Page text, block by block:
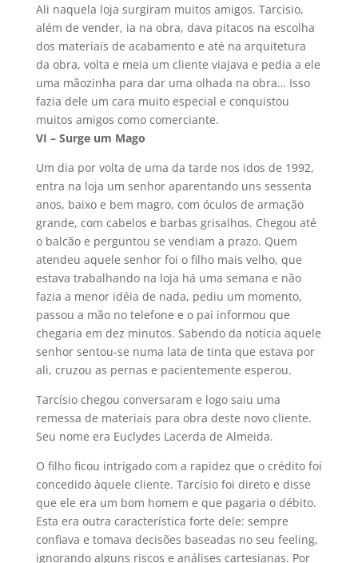
Ali naquela loja surgiram muitos amigos. Tarcisio,
além de vender, ia na obra, dava pitacos na escolha
dos materiais de acabamento e até na arquitetura
da obra, volta e meia um cliente viajava e pedia a ele
uma mãozinha para dar uma olhada na obra… Isso
fazia dele um cara muito especial e conquistou
muitos amigos como comerciante.
VI – Surge um Mago
Um dia por volta de uma da tarde nos idos de 1992,
entra na loja um senhor aparentando uns sessenta
anos, baixo e bem magro, com óculos de armação
grande, com cabelos e barbas grisalhos. Chegou até
o balcão e perguntou se vendiam a prazo. Quem
atendeu aquele senhor foi o filho mais velho, que
estava trabalhando na loja há uma semana e não
fazia a menor idéia de nada, pediu um momento,
passou a mão no telefone e o pai informou que
chegaria em dez minutos. Sabendo da notícia aquele
senhor sentou-se numa lata de tinta que estava por
ali, cruzou as pernas e pacientemente esperou.
Tarcísio chegou conversaram e logo saiu uma
remessa de materiais para obra deste novo cliente.
Seu nome era Euclydes Lacerda de Almeida.
O filho ficou intrigado com a rapidez que o crédito foi
concedido àquele cliente. Tarcísio foi direto e disse
que ele era um bom homem e que pagaria o débito.
Esta era outra característica forte dele: sempre
confiava e tomava decisões baseadas no seu feeling,
ignorando alguns riscos e análises cartesianas. Por